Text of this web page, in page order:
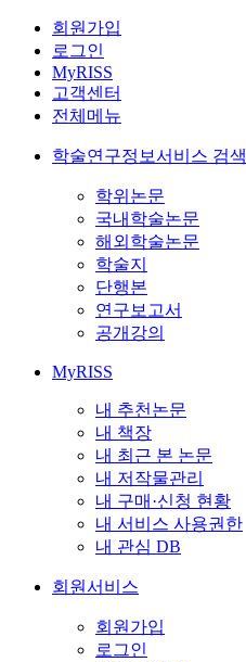
회원가입
로그인
MyRISS
고객센터
전체메뉴
학술연구정보서비스 검색
학위논문
국내학술논문
해외학술논문
학술지
단행본
연구보고서
공개강의
MyRISS
내 추천논문
내 책장
내 최근 본 논문
내 저작물관리
내 구매·신청 현황
내 서비스 사용권한
내 관심 DB
회원서비스
회원가입
로그인